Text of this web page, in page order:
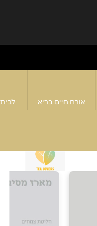
אורח חיים בריא לבית